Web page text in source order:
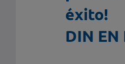
éxito!
DIN EN